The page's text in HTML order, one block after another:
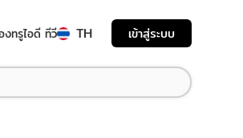
งทรูไอดี ทีวี TH เข้าสู่ระบบ